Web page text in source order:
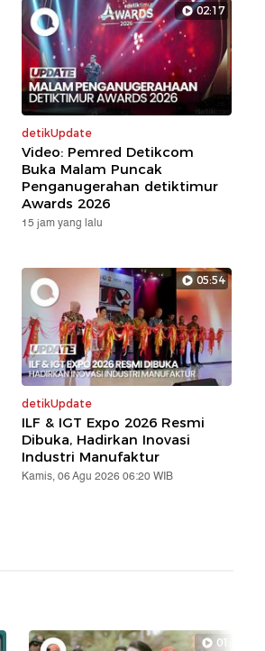
02:17
detikUpdate
Video: Pemred Detikcom
Buka Malam Puncak
Penganugerahan detiktimur
Awards 2026
15 jam yang lalu
05:54
detikUpdate
ILF & IGT Expo 2026 Resmi
Dibuka, Hadirkan Inovasi
Industri Manufaktur
Kamis, 06 Agu 2026 06:20 WIB
01:07